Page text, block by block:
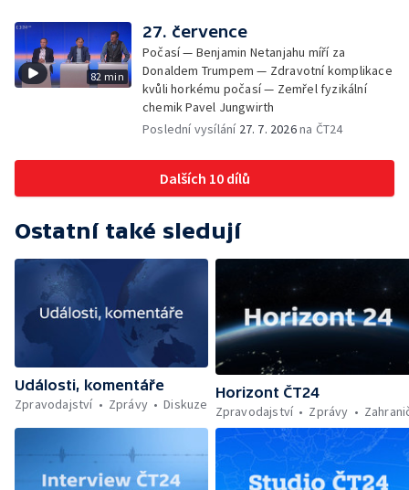
82 min
27. července
Počasí — Benjamin Netanjahu míří za
Donaldem Trumpem — Zdravotní komplikace
kvůli horkému počasí — Zemřel fyzikální
chemik Pavel Jungwirth
Poslední vysílání 27. 7. 2026na ČT24
Dalších 10 dílů
Ostatní také sledují
Události, komentáře
Zpravodajství
Zprávy Diskuze
Horizont ČT24
Zpravodajství
Zprávy